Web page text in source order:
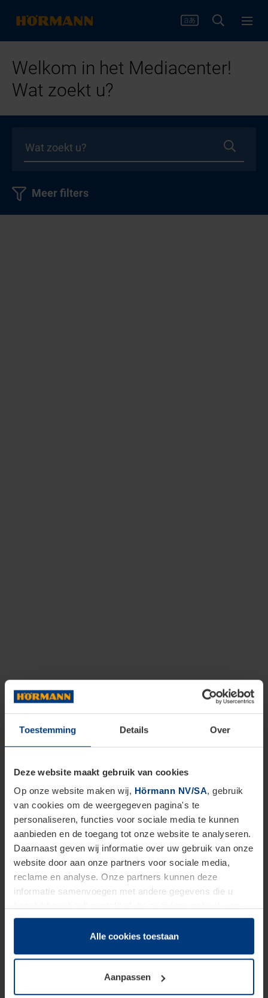
Toestemming Details Over
Deze website maakt gebruik van cookies
Op onze website maken wij, Hörmann NV/SA, gebruik
van cookies om de weergegeven pagina's te
personaliseren, functies voor sociale media te kunnen
aanbieden en de toegang tot onze website te analyseren.
Daarnaast geven wij informatie over uw gebruik van onze
website door aan onze partners voor sociale media,
reclame en analyse. Onze partners kunnen deze
informatie samenvoegen met andere gegevens die u
hun diensten hebben verzameld.
Juridisch hebben wij het recht om cookies op uw
van deze pagina's absoluut vereist is. Voor alle andere
soorten cookies is uw toestemming benodigd. Uw
toestemming kunt u op elk moment bij de uitleg van de
Alle cookies toestaan
Aanpassen
Welkom in het Mediacenter!
Wat zoekt u?
Meer filters